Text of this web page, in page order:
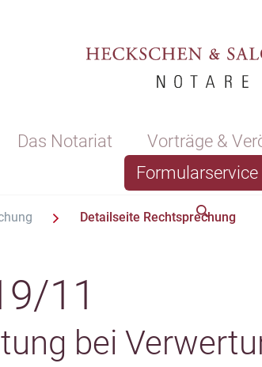
Das Notariat Vorträge &
Formularservice
Detailseite Rechtsprechung
11
bei